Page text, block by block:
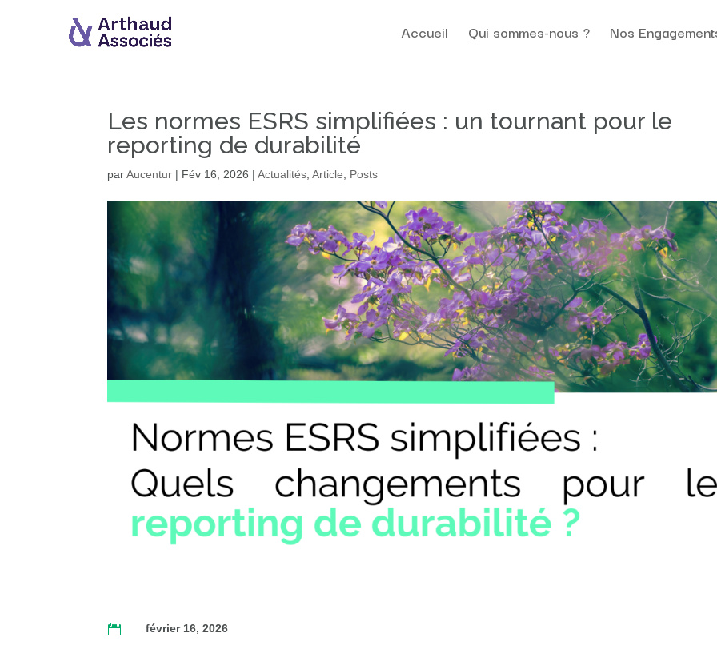
Accueil Qui sommes-nous ? Nos
Les normes ESRS simplifiées : un tournant pour le
reporting de durabilité
parAucentur | Fév 16, 2026 |Actualités ,Article Posts
 février 16, 2026